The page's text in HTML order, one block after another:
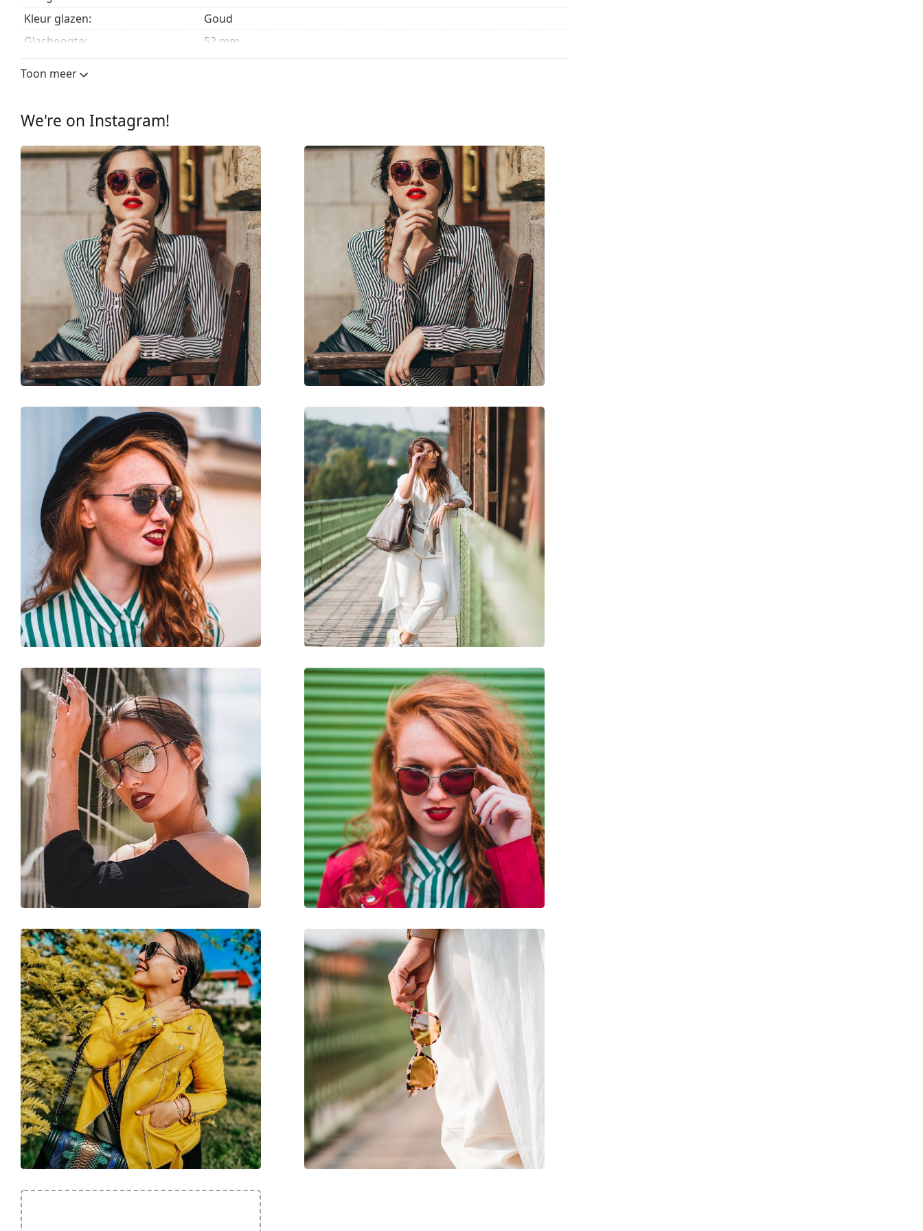
Kleur glazen:
Goud
Glashoogte:
52 mm
Glasbreedte:
55 mm
montuur
Montuur vorm:
Rond
Montuur kleur:
Goud
Montuur materiaal:
Metaal
M
Breedte:
130 mm
Lengte:
135 mm
Breedte brug:
19 mm
40 gr
Verstelbare neus-pads:
Ja
accessoires
Koker:
Ja
Geslacht:
Vrouwen
Categorie:
Zonnebrillen
Merk:
Michael Kors
Functie:
Fashion
Code:
MK1027 11937P 55
Toon meer
We're on Instagram!